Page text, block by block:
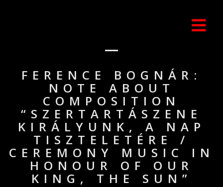
FERENCE BOGNÁR:
NOTE ABOUT
COMPOSITION
“SZERTARTÁSZENE
KIRÁLYUNK, A NAP
TISZTELETÉRE /
CEREMONY MUSIC IN
HONOUR OF OUR
KING, THE SUN”